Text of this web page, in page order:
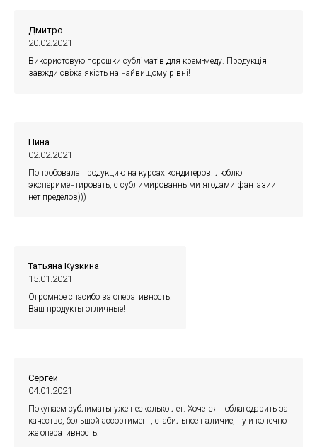
Дмитро
20.02.2021
Використовую порошки субліматів для крем-меду. Продукція
завжди свіжа,якість на найвищому рівні!
Нина
02.02.2021
Попробовала продукцию на курсах кондитеров! люблю
экспериментировать, с сублимированными ягодами фантазии
нет пределов)))
Татьяна Кузкина
15.01.2021
Огромное спасибо за оперативность!
Ваш продукты отличные!
Сергей
04.01.2021
Покупаем сублиматы уже несколько лет. Хочется поблагодарить за
качество, большой ассортимент, стабильное наличие, ну и конечно
же оперативность.